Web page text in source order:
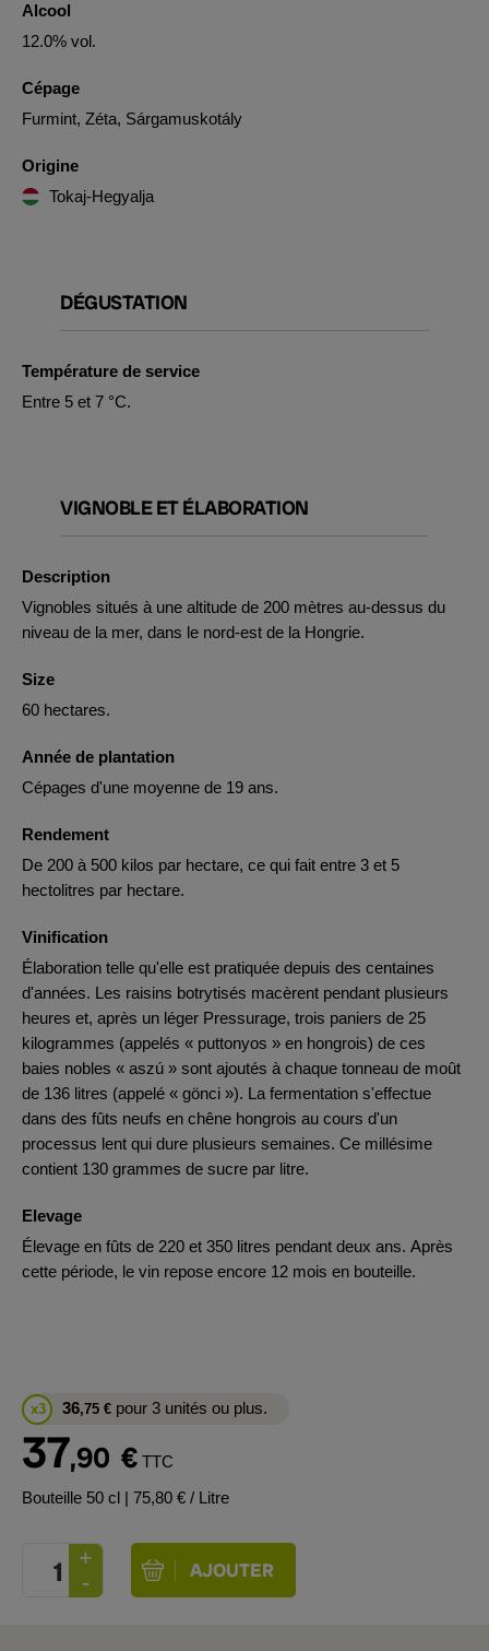
Alcool
12.0% vol.
Cépage
Furmint, Zéta, Sárgamuskotály
Origine
Tokaj-Hegyalja
DÉGUSTATION
Température de service
Entre 5 et 7 °C.
VIGNOBLE ET ÉLABORATION
Description
Vignobles situés à une altitude de 200 mètres au-dessus du
niveau de la mer, dans le nord-est de la Hongrie.
Size
60 hectares.
Année de plantation
Cépages d'une moyenne de 19 ans.
Rendement
De 200 à 500 kilos par hectare, ce qui fait entre 3 et 5
hectolitres par hectare.
Vinification
Élaboration telle qu'elle est pratiquée depuis des centaines
d'années. Les raisins botrytisés macèrent pendant plusieurs
heures et, après un léger Pressurage, trois paniers de 25
kilogrammes (appelés « puttonyos » en hongrois) de ces
baies nobles « aszú » sont ajoutés à chaque tonneau de moût
de 136 litres (appelé « gönci »). La fermentation s'effectue
dans des fûts neufs en chêne hongrois au cours d'un
processus lent qui dure plusieurs semaines. Ce millésime
contient 130 grammes de sucre par litre.
Elevage
Élevage en fûts de 220 et 350 litres pendant deux ans. Après
cette période, le vin repose encore 12 mois en bouteille.
x3 36,75 € pour 3 unités ou plus.
37,90 € TTC
Bouteille 50 cl | 75,80 € / Litre